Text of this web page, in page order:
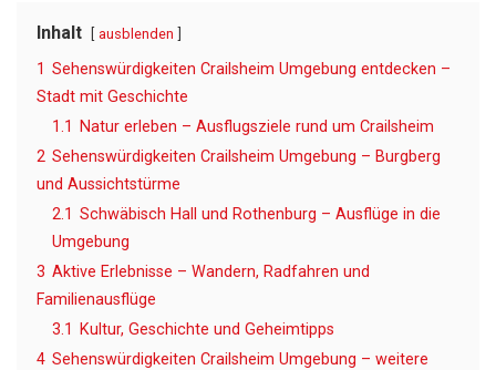
Inhalt ausblenden
1 Sehenswürdigkeiten Crailsheim Umgebung entdecken –
Stadt mit Geschichte
1.1
Natur erleben – Ausflugsziele rund um Crailsheim
2 Sehenswürdigkeiten Crailsheim Umgebung – Burgberg
und Aussichtstürme
2.1 Schwäbisch Hall und Rothenburg – Ausflüge in die
Umgebung
3 Aktive Erlebnisse – Wandern, Radfahren und
Familienausflüge
3.1
Kultur, Geschichte und Geheimtipps
4 Sehenswürdigkeiten Crailsheim Umgebung – weitere